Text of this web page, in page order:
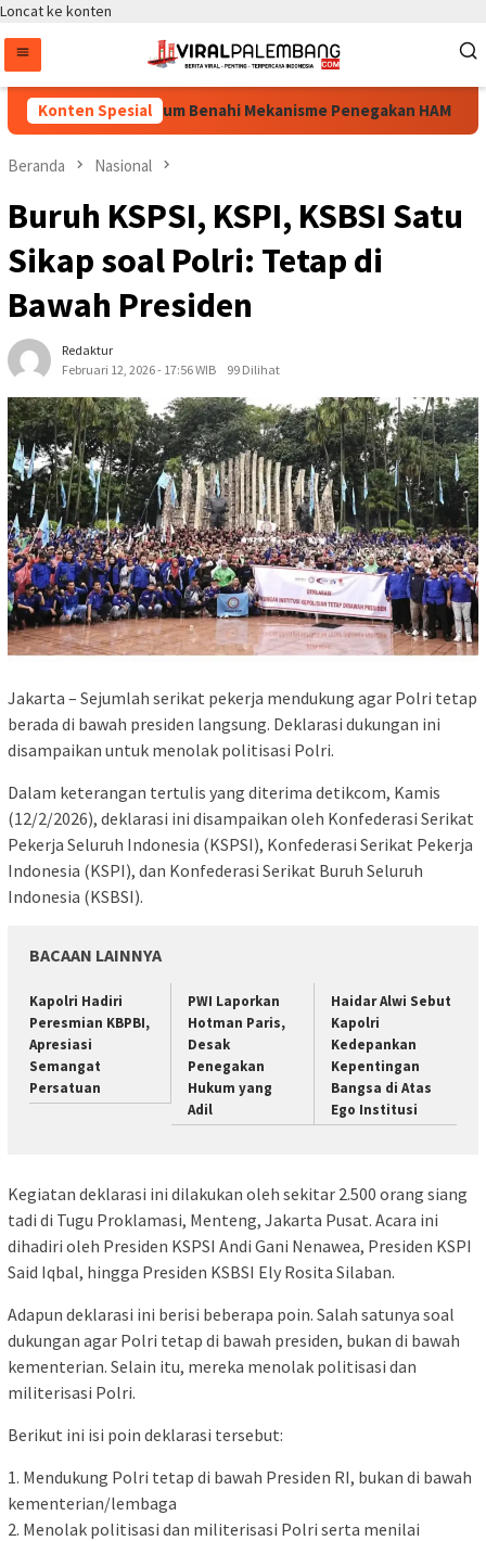
Loncat ke konten
Konten Spesial
Jadi Momentum Benahi Mekanisme Penegakan HAM
Beranda Nasional
Buruh KSPSI, KSPI, KSBSI Satu
Sikap soal Polri: Tetap di
Bawah Presiden
Redaktur
Februari 12, 2026 - 17:56 WIB
99 Dilihat
Jakarta – Sejumlah serikat pekerja mendukung agar Polri tetap
berada di bawah presiden langsung. Deklarasi dukungan ini
disampaikan untuk menolak politisasi Polri.
Dalam keterangan tertulis yang diterima detikcom, Kamis
(12/2/2026), deklarasi ini disampaikan oleh Konfederasi Serikat
Pekerja Seluruh Indonesia (KSPSI), Konfederasi Serikat Pekerja
Indonesia (KSPI), dan Konfederasi Serikat Buruh Seluruh
Indonesia (KSBSI).
BACAAN LAINNYA
Kapolri Hadiri
Peresmian KBPBI,
Apresiasi
Semangat
Persatuan
PWI Laporkan
Hotman Paris,
Desak
Penegakan
Hukum yang
Adil
Haidar Alwi Sebut
Kapolri
Kedepankan
Kepentingan
Bangsa di Atas
Ego Institusi
Kegiatan deklarasi ini dilakukan oleh sekitar 2.500 orang siang
tadi di Tugu Proklamasi, Menteng, Jakarta Pusat. Acara ini
dihadiri oleh Presiden KSPSI Andi Gani Nenawea, Presiden KSPI
Said Iqbal, hingga Presiden KSBSI Ely Rosita Silaban.
Adapun deklarasi ini berisi beberapa poin. Salah satunya soal
dukungan agar Polri tetap di bawah presiden, bukan di bawah
kementerian. Selain itu, mereka menolak politisasi dan
militerisasi Polri.
Berikut ini isi poin deklarasi tersebut:
1. Mendukung Polri tetap di bawah Presiden RI, bukan di bawah
kementerian/lembaga
2. Menolak politisasi dan militerisasi Polri serta menilai